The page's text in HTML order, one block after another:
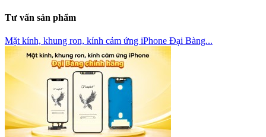
Tư vấn sản phẩm
Mặt kính, khung ron, kính cảm ứng iPhone Đại Bàng...